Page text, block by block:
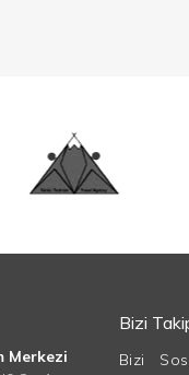
Merkezi
Bizi
Bizi